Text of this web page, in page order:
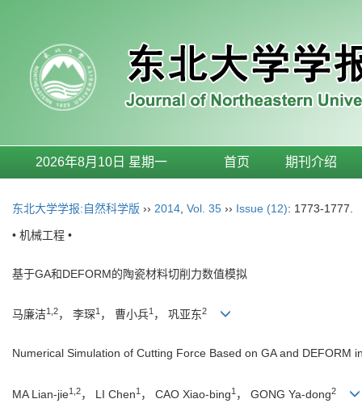
2026年8月10日 星期一 首页 期刊介绍
东北大学学报:自然科学版 ›› 2014 Vol. 35 ›› Issue (12): 1773-1777.
• 机械工程 •
基于GA和DEFORM的陶瓷材料切削力数值模拟
马廉洁1,2， 李琛1 ， 曹小兵1 ， 巩亚东2
Numerical Simulation of Cutting Force Based on GA and DEFORM
MA Lian-jie1,2， LI Chen1 ， CAO Xiao-bing1 ， GONG Ya-dong2